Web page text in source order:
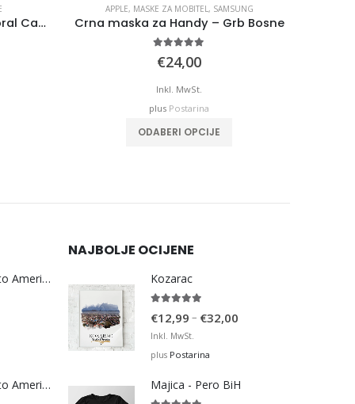
BiH – Vaš Grad Na Karti – Floral Camo
APPLE, MASKE ZA MOBITEL, SAMSUNG
Crna maska za Handy – Grb Bosne
€24,00
Inkl. MwSt.
plus Postarina
ODABERI OPCIJE
Bosna Take Me to America Navijačka Majica 3
Bosna Take Me to America Navijačka Majica 4
NAJBOLJE OCIJENE
Kozarac
€12,99 – €32,00
€32,00
Inkl. MwSt.
plus Postarina
Majica - Pero BiH